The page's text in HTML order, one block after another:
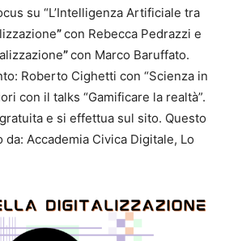
su “L’Intelligenza Artificiale tra
”con Rebecca Pedrazzi e
”con Marco Baruffato.
Roberto Cighetti con “Scienza in
con il talks “Gamificare la realtà”.
e si effettua sul sito. Questo
da: Accademia Civica Digitale, Lo